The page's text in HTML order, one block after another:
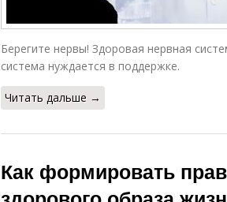
Берегите нервы! Здоровая нервная
система нуждается в поддержке.
Читать дальше →
Как формировать